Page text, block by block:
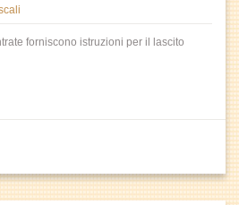
forniscono istruzioni per il lascito